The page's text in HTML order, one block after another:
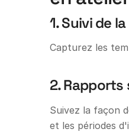
1. Suivi de
Capturez les
2.
Suivez la façon
et les périodes